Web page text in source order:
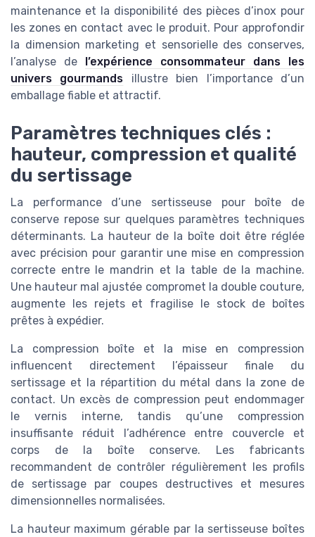
maintenance et la disponibilité des pièces d’inox pour
les zones en contact avec le produit. Pour approfondir
la dimension marketing et sensorielle des conserves,
l’analyse de l’expérience consommateur dans les
univers gourmands illustre bien l’importance d’un
emballage fiable et attractif.
Paramètres techniques clés :
hauteur, compression et qualité
du sertissage
La performance d’une sertisseuse pour boîte de
conserve repose sur quelques paramètres techniques
déterminants. La hauteur de la boîte doit être réglée
avec précision pour garantir une mise en compression
correcte entre le mandrin et la table de la machine.
Une hauteur mal ajustée compromet la double couture,
augmente les rejets et fragilise le stock de boîtes
prêtes à expédier.
La compression boîte et la mise en compression
influencent directement l’épaisseur finale du
sertissage et la répartition du métal dans la zone de
contact. Un excès de compression peut endommager
le vernis interne, tandis qu’une compression
insuffisante réduit l’adhérence entre couvercle et
corps de la boîte conserve. Les fabricants
recommandent de contrôler régulièrement les profils
de sertissage par coupes destructives et mesures
dimensionnelles normalisées.
La hauteur maximum gérable par la sertisseuse boîtes